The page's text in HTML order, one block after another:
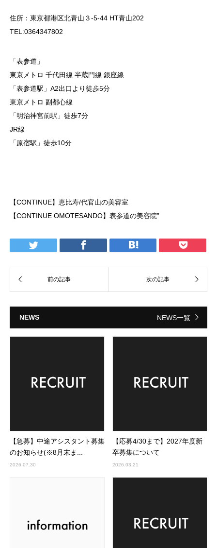
住所：東京都港区北青山３-5-44 HT青山202
TEL:0364347802
「表参道」
東京メトロ 千代田線 半蔵門線 銀座線
「表参道駅」A2出口より徒歩5分
東京メトロ 副都心線
「明治神宮前駅」徒歩7分
JR線
「原宿駅」徒歩10分
【CONTINUE】恵比寿/代官山の美容室
【CONTINUE OMOTESANDO】表参道の美容院”
NEWS NEWS一覧
【急募】中途アシスタント募集
のお知らせ(※8月末ま...
2026.07.30
【応募4/30まで】2027年度新
卒募集について
2026.03.21